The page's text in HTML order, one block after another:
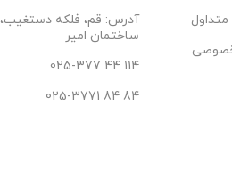
آدرس: قم، فلکه دستغیب،
ساختمان امیر
114 44 025-377
84 84 025-3771